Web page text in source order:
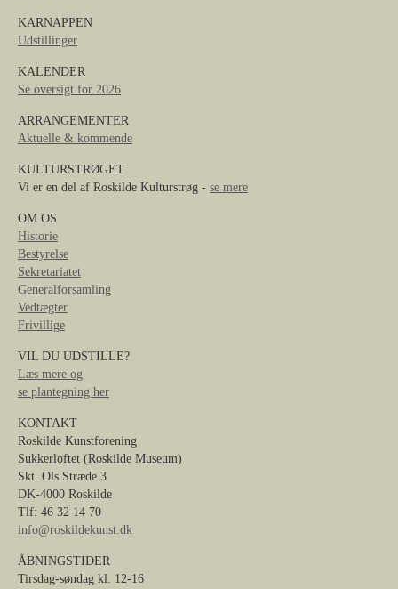
KARNAPPEN
Udstillinger
KALENDER
Se oversigt for 2026
ARRANGEMENTER
Aktuelle & kommende
KULTURSTRØGET
Vi er en del af Roskilde Kulturstrøg - se mere
OM OS
Historie
Bestyrelse
Sekretariatet
Generalforsamling
Vedtægter
Frivillige
VIL DU UDSTILLE?
Læs mere og
se plantegning her
KONTAKT
Roskilde Kunstforening
Sukkerloftet (Roskilde Museum)
Skt. Ols Stræde 3
DK-4000 Roskilde
Tlf: 46 32 14 70
info@roskildekunst.dk
ÅBNINGSTIDER
Tirsdag-søndag kl. 12-16